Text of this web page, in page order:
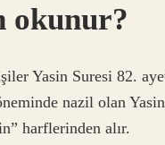
okunur?
Yasin Suresi 82.
nazil olan
harflerinden alır.